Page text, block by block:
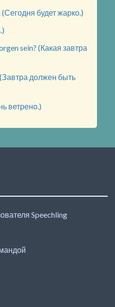
будет жарко.)
sein? (Какая завтра
должен быть
ветрено.)
Speechling